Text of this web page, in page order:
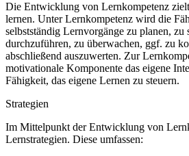
Die Entwicklung von Lernkompetenz
lernen. Unter Lernkompetenz wird die
selbstständig Lernvorgänge zu planen, zu
durchzuführen, zu überwachen, ggf. zu
abschließend auszuwerten. Zur
motivationale Komponente das eigene
Fähigkeit, das eigene Lernen zu steuern.
Strategien
Im Mittelpunkt der Entwicklung von
Lernstrategien. Diese umfassen: